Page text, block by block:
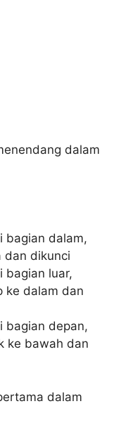
dalam
bagian dalam,
dan dikunci
bagian luar,
ke dalam dan
bagian depan,
ke bawah dan
dalam